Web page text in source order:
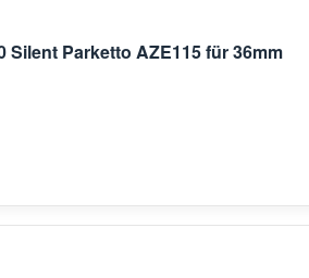
Silent Parketto AZE115 für 36mm